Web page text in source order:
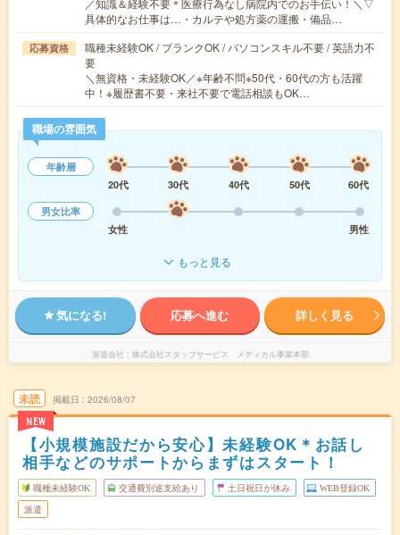
／知識＆経験不要＊医療行為なし病院内でのお手伝い！＼▽
具体的なお仕事は…・カルテや処方薬の運搬・備品…
応募資格
職種未経験OK / ブランクOK / パソコンスキル不要 / 英語力不
要
＼無資格・未経験OK／※年齢不問※50代・60代の方も活躍
中！※履歴書不要・来社不要で電話相談もOK…
職場の雰囲気
年齢層
20代
30代 40代 50代
60代
男女比率
女性
男性
もっと見る
気になる! 応募へ進む 詳しく見る
派遣会社 株式会社スタッフサービス メディカル事業本部
未読
NEW
掲載日 2026/08/07
【小規模施設だから安心】未経験OK＊お話し
相手などのサポートからまずはスタート！
職種未経験OK 交通費別途支給あり 土日祝日が休み WEB登録OK
派遣